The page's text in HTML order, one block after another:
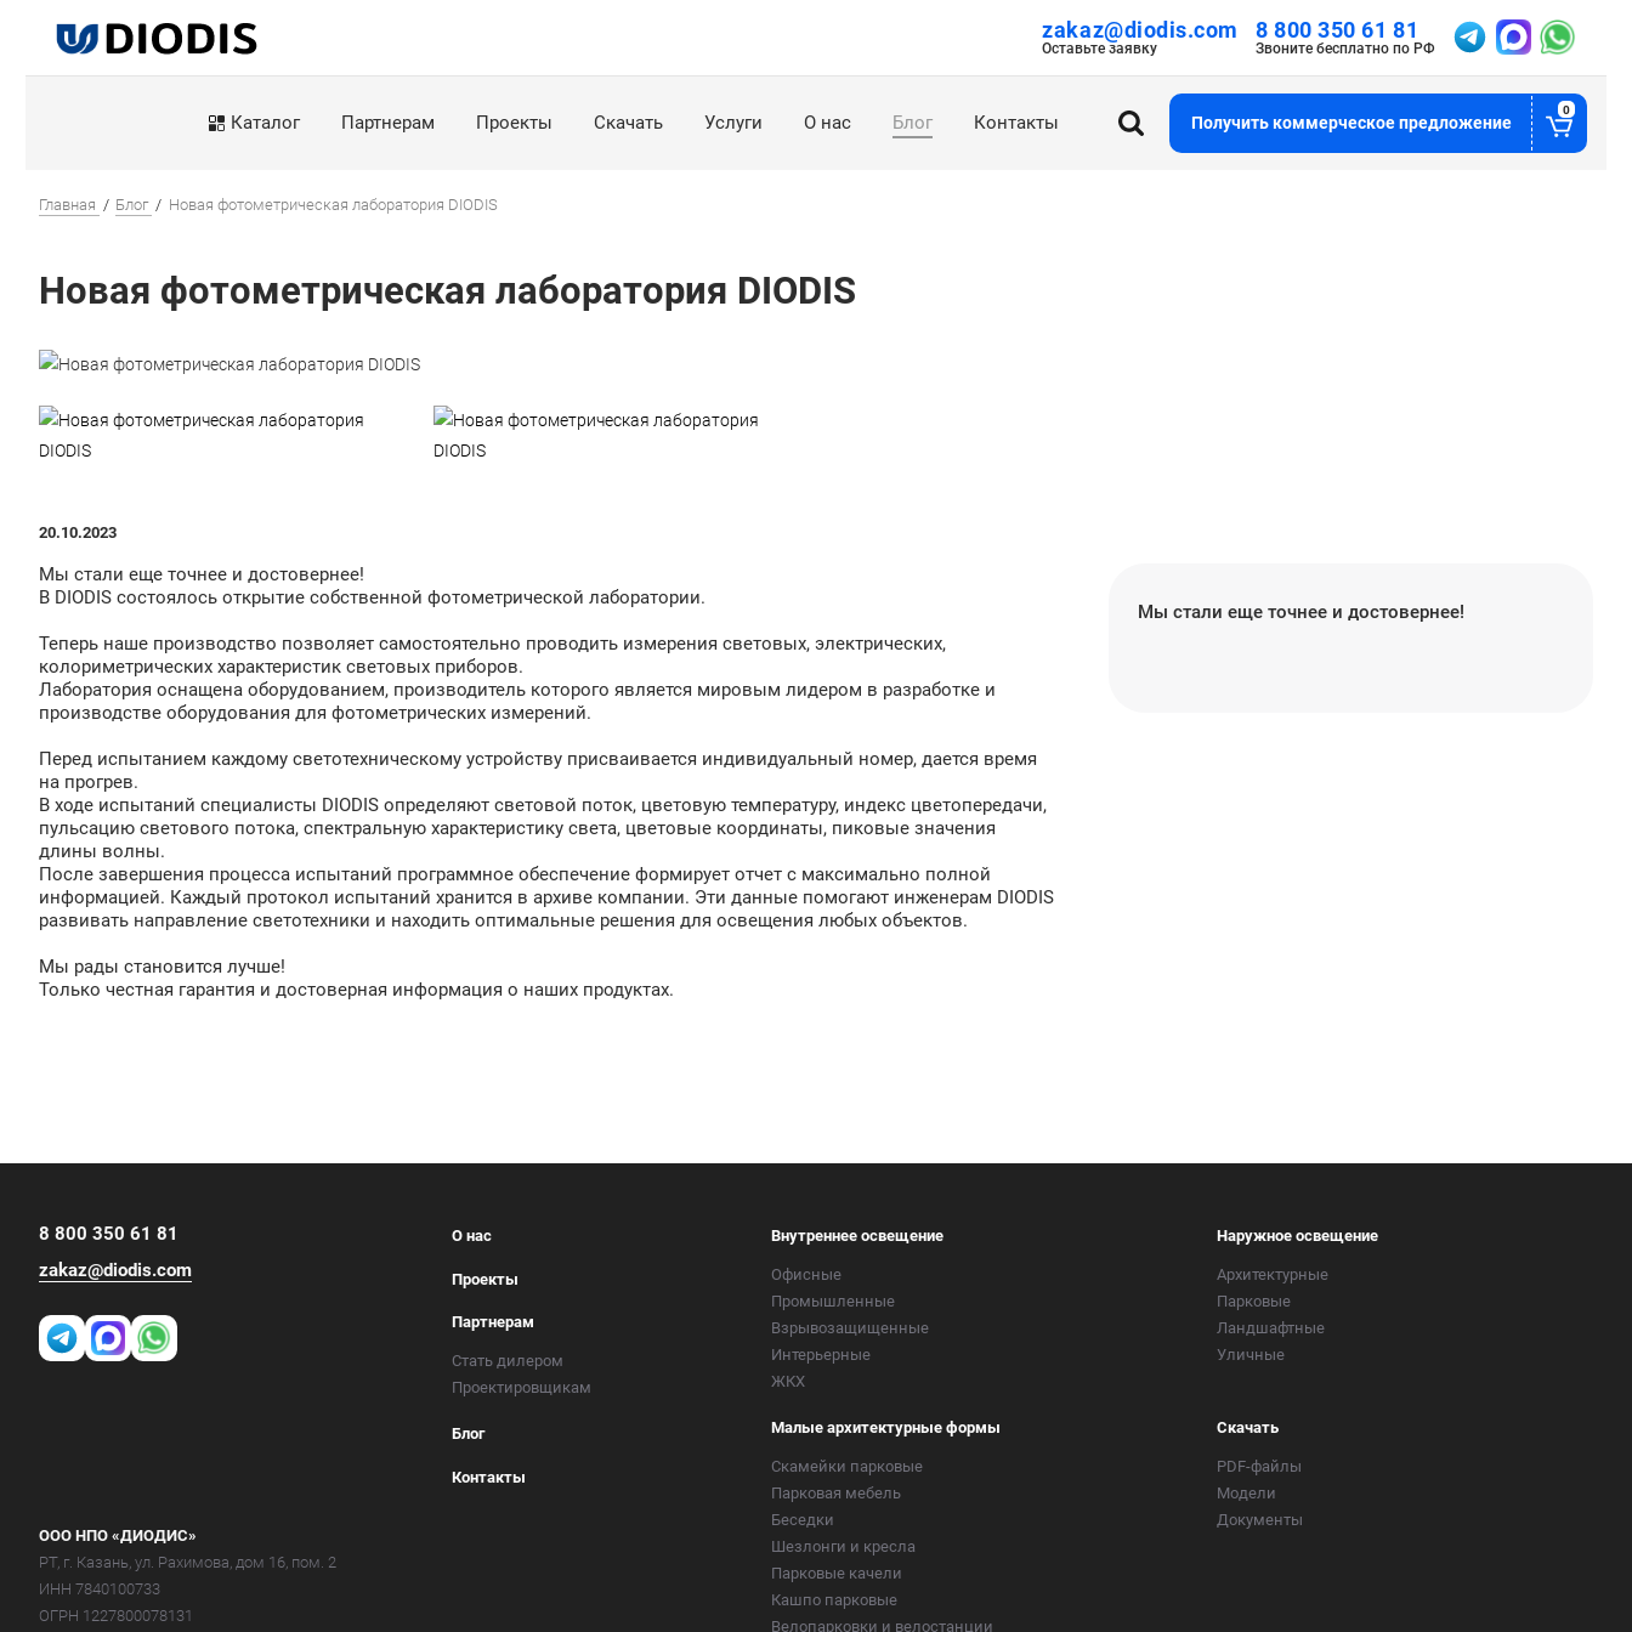
zakaz@diodis.com
Оставьте заявку
8 800 350 61 81
Звоните бесплатно по РФ
Каталог Партнерам Проекты Скачать Услуги О нас Блог Контакты Получить коммерческое предложение
0
Главная Блог Новая фотометрическая лаборатория DIODIS
Новая фотометрическая лаборатория DIODIS
20.10.2023
Мы стали еще точнее и достовернее!
В DIODIS состоялось открытие собственной фотометрической лаборатории.
Теперь наше производство позволяет самостоятельно проводить измерения световых, электрических,
колориметрических характеристик световых приборов.
Лаборатория оснащена оборудованием, производитель которого является мировым лидером в разработке и
производстве оборудования для фотометрических измерений.
Перед испытанием каждому светотехническому устройству присваивается индивидуальный номер, дается время
на прогрев.
В ходе испытаний специалисты DIODIS определяют световой поток, цветовую температуру, индекс цветопередачи,
пульсацию светового потока, спектральную характеристику света, цветовые координаты, пиковые значения
длины волны.
После завершения процесса испытаний программное обеспечение формирует отчет с максимально полной
информацией. Каждый протокол испытаний хранится в архиве компании. Эти данные помогают инженерам DIODIS
развивать направление светотехники и находить оптимальные решения для освещения любых объектов.
Мы рады становится лучше!
Только честная гарантия и достоверная информация о наших продуктах.
Мы стали еще точнее и достовернее!
8 800 350 61 81
zakaz@diodis.com
ООО НПО «ДИОДИС»
РТ, г. Казань, ул. Рахимова, дом 16, пом. 2
ИНН 7840100733
ОГРН 1227800078131
О нас
Проекты
Партнерам
Стать дилером
Проектировщикам
Блог
Контакты
Внутреннее освещение
Офисные
Промышленные
Взрывозащищенные
Интерьерные
ЖКХ
Наружное освещение
Архитектурные
Парковые
Ландшафтные
Уличные
Малые архитектурные формы
Скамейки парковые
Парковая мебель
Беседки
Шезлонги и кресла
Парковые качели
Кашпо парковые
Велопарковки и велостанции
Скачать
PDF-файлы
Модели
Документы